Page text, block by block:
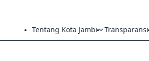
Tentang Kota Jambi Transparansi